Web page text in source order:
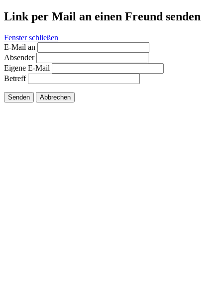
Link per Mail an einen Freund senden
Fenster schließen
E-Mail an
Absender
Eigene E-Mail
Betreff
Senden Abbrechen